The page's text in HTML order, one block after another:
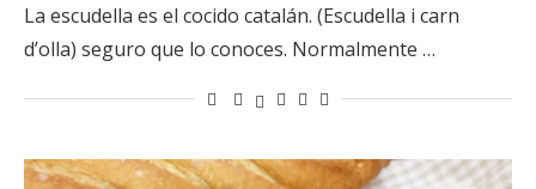
La escudella es el cocido catalán. (Escudella i carn
d’olla) seguro que lo conoces. Normalmente …